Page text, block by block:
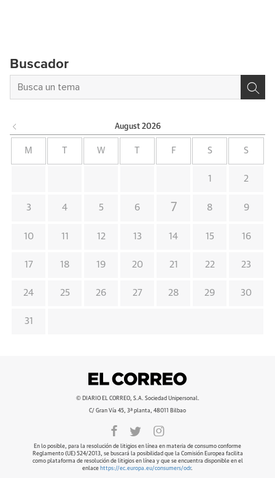
Buscador
August 2026
M W F S S
1 2
3 4 5 6 7 8 9
10 11 12 13 14 15 16
17 18 19 20 21 22 23
24 25 26 27 28 29 30
31
© DIARIO EL CORREO, S.A. Sociedad Unipersonal.
C/ Gran Vía 45, 3ª planta, 48011 Bilbao
En lo posible, para la resolución de litigios en línea en materia de consumo conforme
Reglamento (UE) 524/2013, se buscará la posibilidad que la Comisión Europea facilita
como plataforma de resolución de litigios en línea y que se encuentra disponible en el
enlace https://ec.europa.eu/consumers/odr.